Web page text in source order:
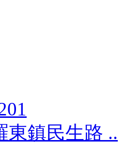
東鎮民生路 ..